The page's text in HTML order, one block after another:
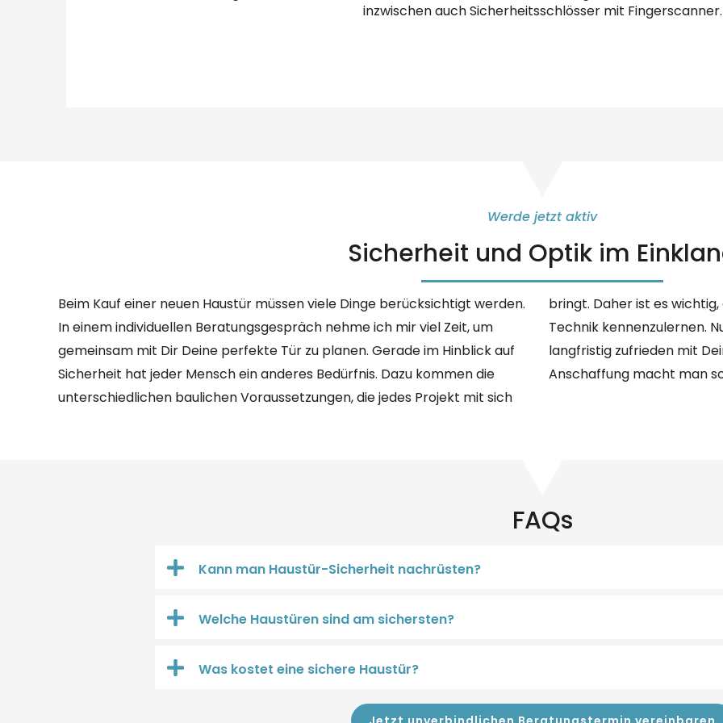
inzwischen auch Sicherheitsschlösser mit Fingerscanner.
Werde jetzt aktiv
Sicherheit und Optik im
Beim Kauf einer neuen Haustür müssen viele Dinge berücksichtigt werden.
In einem individuellen Beratungsgespräch nehme ich mir viel Zeit, um
gemeinsam mit Dir Deine perfekte Tür zu planen. Gerade im Hinblick auf
Sicherheit hat jeder Mensch ein anderes Bedürfnis. Dazu kommen die
unterschiedlichen baulichen Voraussetzungen, die jedes Projekt mit sich
bringt. Daher ist es wichtig, alle Optionen hinsichtlich Ausstattung und
Technik kennenzulernen. Nur so kannst Du Dir sicher sein, dass Du auch
langfristig zufrieden mit Deiner neuen Haustür sein wirst. Denn eine solche
Anschaffung macht man
FAQs
Kann man Haustür-Sicherheit nachrüsten?
Welche Haustüren sind am sichersten?
Was kostet eine sichere Haustür?